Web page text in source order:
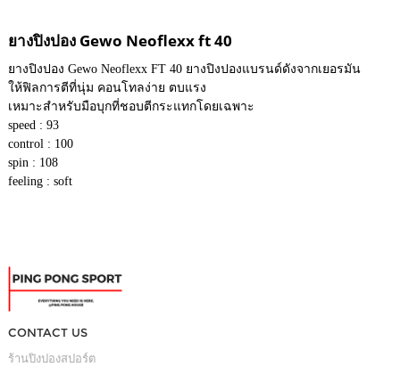
ยางปิงปอง Gewo Neoflexx ft 40
ยางปิงปอง Gewo Neoflexx FT 40 ยางปิงปองแบรนด์ดังจากเยอรมัน
ให้ฟิลการตีที่นุ่ม คอนโทลง่าย ตบแรง
เหมาะสำหรับมือบุกที่ชอบตีกระแทกโดยเฉพาะ
speed : 93
control : 100
spin : 108
feeling : soft
CONTACT US
ร้านปิงปองสปอร์ต